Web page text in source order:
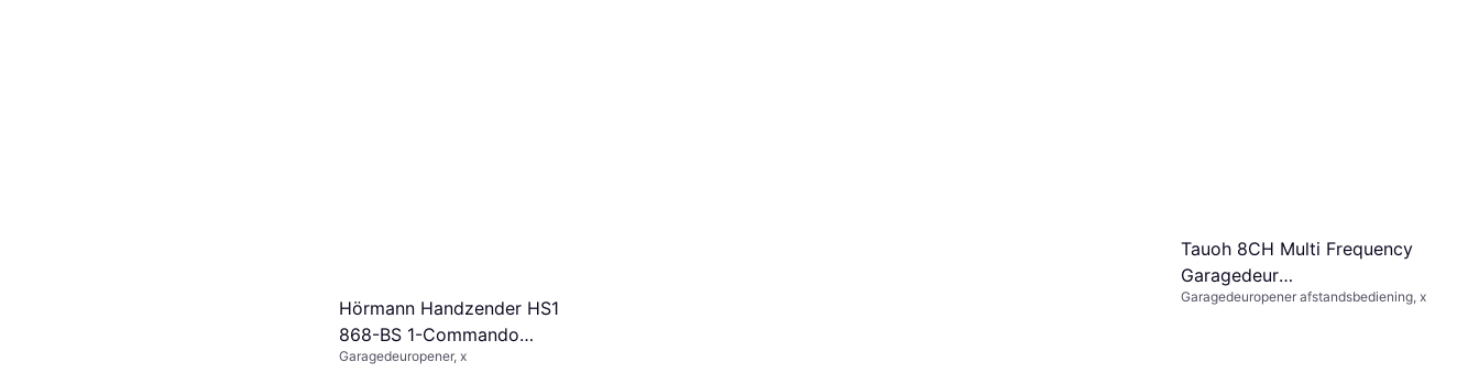
Hörmann Handzender HS1
868-BS 1-Commando
Chroom Zwart
Garagedeuropener, x
Tauoh 8CH Multi Frequency
Garagedeur
Afstandsbediening 270-
Garagedeuropener afstandsbediening, x